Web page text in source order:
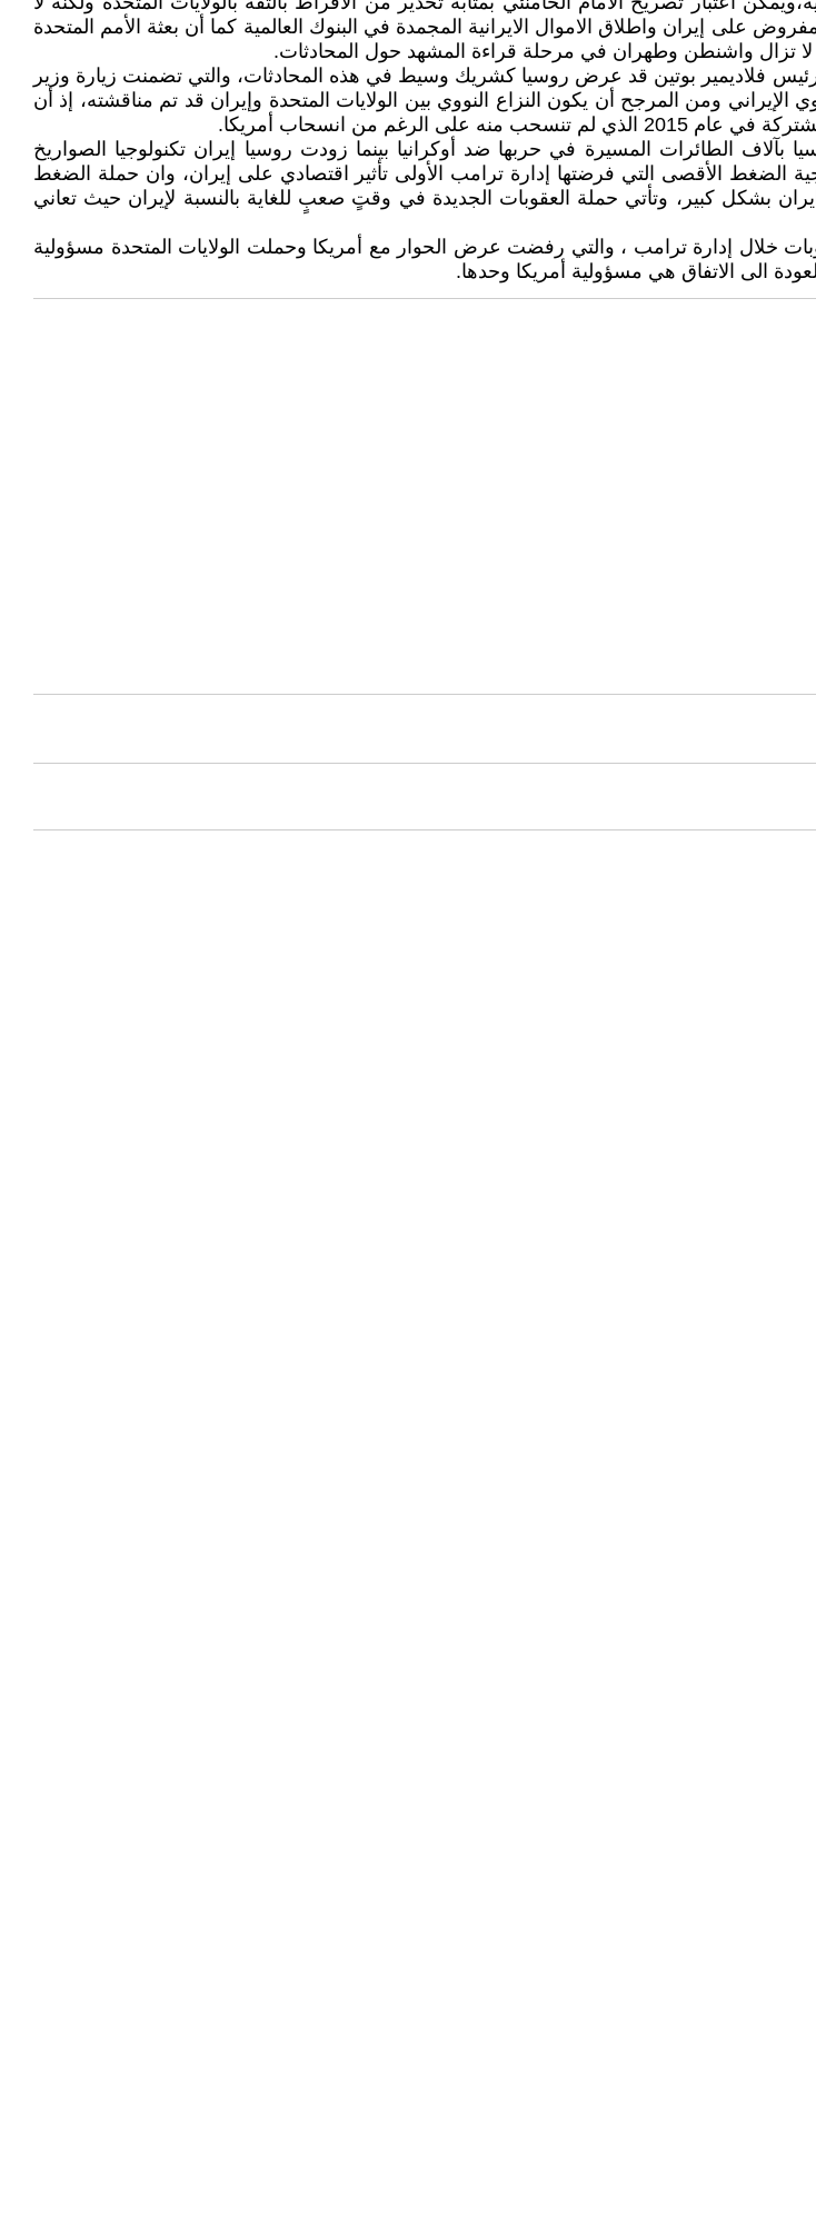
إيران واطلاق الاموال الايرانية المجمدة في البنوك العالمية كما أن بعثة الأمم المتحدة
لا تزال واشنطن وطهران في مرحلة قراءة المشهد حول المحادثات.
الرئيس فلاديمير بوتين قد عرض روسيا كشريك وسيط في هذه المحادثات، والتي تضمنت زيارة وزير
ومن المرجح أن يكون النزاع النووي بين الولايات المتحدة وإيران قد تم مناقشته، إذ أن
من انسحاب أمريكا.
الطائرات المسيرة في حربها ضد أوكرانيا بينما زودت روسيا إيران تكنولوجيا الصواريخ
الضغط الأقصى التي فرضتها إدارة ترامب الأولى تأثير اقتصادي على إيران، وان حملة الضغط
بشكل كبير، وتأتي حملة العقوبات الجديدة في وقتٍ صعبٍ للغاية بالنسبة لإيران حيث تعاني
خلال إدارة ترامب ، والتي رفضت عرض الحوار مع أمريكا وحملت الولايات المتحدة مسؤولية
الى الاتفاق هي مسؤولية أمريكا وحدها.